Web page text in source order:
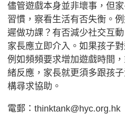
儘管遊戲本身並非壞事，但
習慣，察看生活有否失衡。
遲做功課？有否減少社交互
家長應立即介入。如果孩子
例如頻頻要求增加遊戲時間
緒反應，家長就更須多跟孩
構尋求協助。
電郵：thinktank@hyc.org.hk